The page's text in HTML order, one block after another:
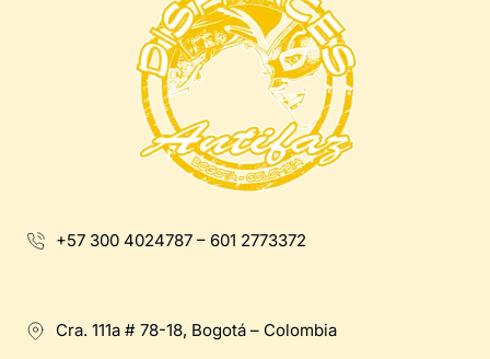
+57 300 4024787 – 601 2773372
Cra. 111a # 78-18, Bogotá – Colombia